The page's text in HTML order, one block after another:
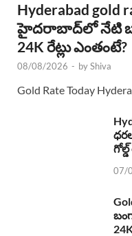
Hyderabad gold
హైదరాబాద్‌లో నేటి
24K రేట్లు ఎంతంటే?
08/08/2026 - byShiva
Gold Rate Today
గోల్డ్
07/